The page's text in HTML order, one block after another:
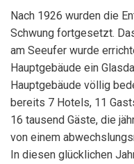
Nach 1926 wurden die
Schwung fortgesetzt.
am Seeufer wurde
Hauptgebäude ein
Hauptgebäude völlig
bereits 7 Hotels, 11
16 tausend Gäste, die
von einem
In diesen glücklichen